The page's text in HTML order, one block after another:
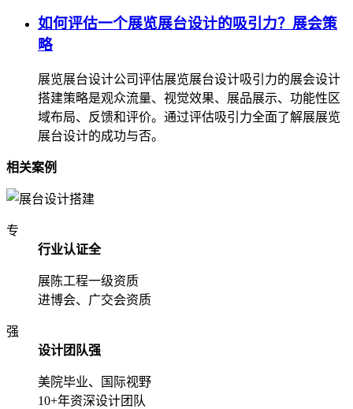
如何评估一个展览展台设计的吸引力？展会策
略
展览展台设计公司评估展览展台设计吸引力的展会设计
搭建策略是观众流量、视觉效果、展品展示、功能性区
域布局、反馈和评价。通过评估吸引力全面了解展展览
展台设计的成功与否。
相关案例
专
行业认证全
展陈工程一级资质
进博会、广交会资质
强
设计团队强
美院毕业、国际视野
10+年资深设计团队